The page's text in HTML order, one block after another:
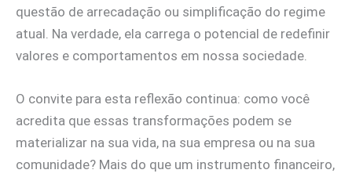
questão de arrecadação ou simplificação do regime
atual. Na verdade, ela carrega o potencial de redefinir
valores e comportamentos em nossa sociedade.
O convite para esta reflexão continua: como você
acredita que essas transformações podem se
materializar na sua vida, na sua empresa ou na sua
comunidade? Mais do que um instrumento financeiro,